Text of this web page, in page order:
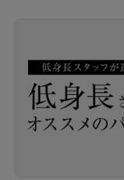
シンプルなデザイン
ジュアルなスニーカ